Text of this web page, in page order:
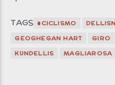
TAGS #CICLISMO
GEOGHEGAN HART
GIRO
KUNDELLIS
MAGLIAROSA